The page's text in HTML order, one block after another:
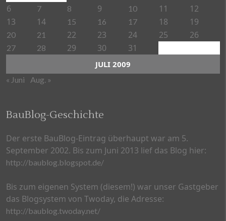
JULI 2009
6
7 8 9 10 11
12
13
14 15 16 17 18 19
20 21 22 23 24 25 26
27 28 29 30 31
« Juni Aug. »
BauBlog-Geschichte
Der erste BauBlog-Eintrag überhaupt war am 5.
September 2002. Bis zum Juni 2013 lief das Blog hier:
http://baublog.blogspot.de/
Bis zum eigenen System (diesem!) war unser Gastgeber
das Blogsystem von Twoday, die Adresse:
http://baublog.twoday.net/